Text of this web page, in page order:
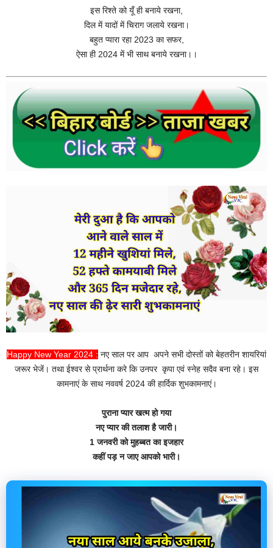
इस रिश्ते को यूँ ही बनाये रखना,
दिल में यादों में चिराग जलाये रखना।
बहुत प्यारा रहा 2023 का सफर,
ऐसा ही 2024 में ‌भी साथ बनाये रखना।।
Happy New Year 2024 : नए साल पर आप अपने सभी दोस्तों को बेहतरीन शायरियां
जरूर भेजें। तथा ईश्वर से प्रार्थना करे कि उनपर कृपा एवं स्नेह सदैव बना रहे। इस
कामनाएं के साथ नववर्ष 2024 की हार्दिक शुभकामनाएं।
पुराना प्यार खत्म हो गया
नए प्यार की तलाश है जारी।
1 जनवरी को मुहब्बत का इजहार
कहीं पड़ न जाए आपको भारी।